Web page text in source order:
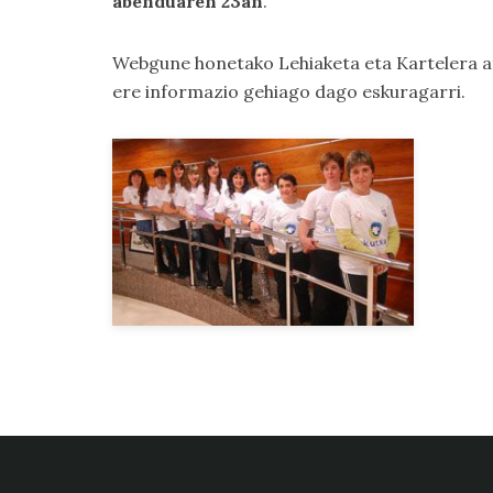
Webgune honetako Lehiaketa eta Kartelera
ere informazio gehiago dago eskuragarri.